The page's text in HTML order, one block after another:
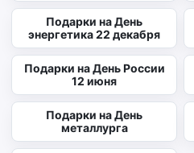
Подарки на День
энергетика 22 декабря
Подарки на День России
12 июня
Подарки на День
металлурга